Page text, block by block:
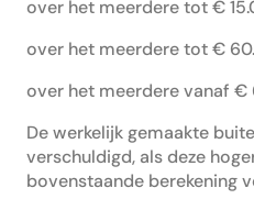
over het meerdere
over het meerdere
over het meerdere vanaf
De werkelijk gemaakte
verschuldigd, als deze
bovenstaande berekening